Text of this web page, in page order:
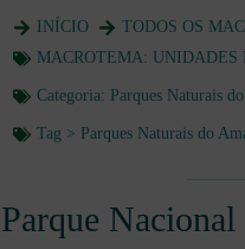
INÍCIO
TODOS OS
MACROTEMA: UNIDADES
Categoria: Parques Naturais
Tag > Parques Naturais do
Parque